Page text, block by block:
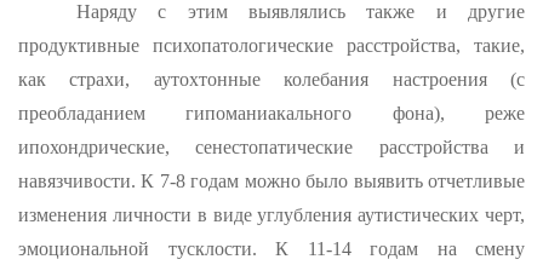
Наряду с этим выявлялись также и другие
продуктивные психопатологические расстройства, такие,
как страхи, аутохтонные ко­лебания настроения (с
преобладанием гипоманиакального фона), ре­же
ипохондрические, сенестопатические расстройства и
навязчиво­сти. К 7-8 годам можно было выявить отчетливые
изменения лично­сти в виде углубления аутистических черт,
эмоциональной тускло­сти. К 11-14 годам на смену